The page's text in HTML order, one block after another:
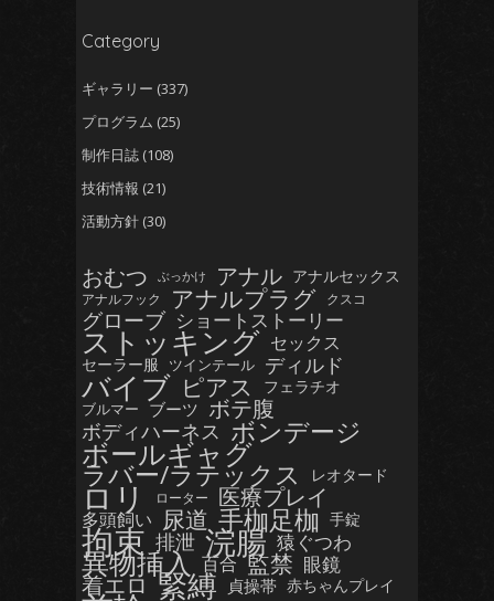
Category
ギャラリー (337)
プログラム (25)
制作日誌 (108)
技術情報 (21)
活動方針 (30)
おむつ ぶっかけ アナル アナルセックス
アナルフック アナルプラグ クスコ
グローブ ショートストーリー
ストッキング セックス
セーラー服 ツインテール ディルド
バイブ ピアス フェラチオ
ブルマー ブーツ ボテ腹
ボディハーネス ボンデージ
ボールギャグ
ラバー/ラテックス レオタード
ロリ ローター 医療プレイ
多頭飼い 尿道 手枷足枷 手錠
拘束 排泄 浣腸 猿ぐつわ
異物挿入 百合 監禁 眼鏡
着エロ 緊縛 貞操帯 赤ちゃんプレイ